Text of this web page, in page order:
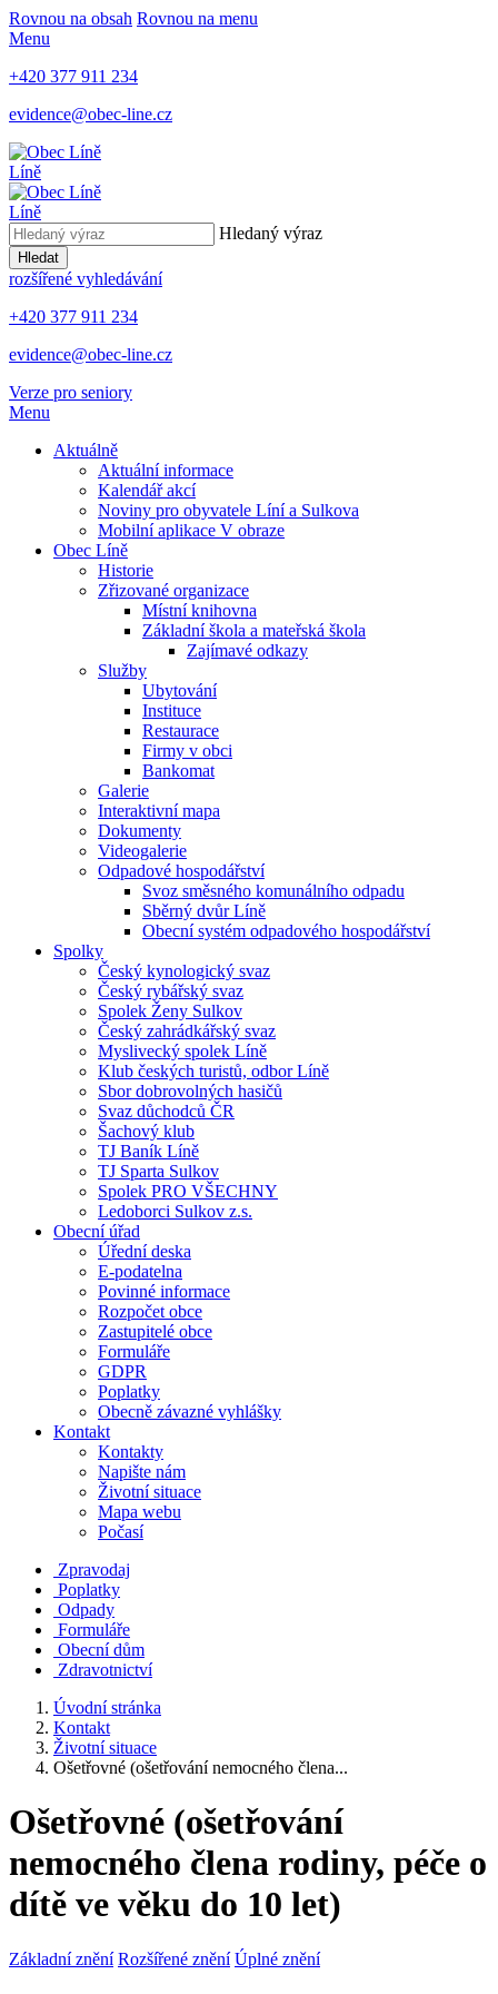
Rovnou na obsah Rovnou na menu
Menu
+420 377 911 234
evidence@obec-line.cz
Líně
Líně
Hledaný výraz
Hledat
rozšířené vyhledávání
+420 377 911 234
evidence@obec-line.cz
Verze pro seniory
Menu
Aktuálně
Aktuální informace
Kalendář akcí
Noviny pro obyvatele Líní a Sulkova
Mobilní aplikace V obraze
Obec Líně
Historie
Zřizované organizace
Místní knihovna
Základní škola a mateřská škola
Zajímavé odkazy
Služby
Ubytování
Instituce
Restaurace
Firmy v obci
Bankomat
Galerie
Interaktivní mapa
Dokumenty
Videogalerie
Odpadové hospodářství
Svoz směsného komunálního odpadu
Sběrný dvůr Líně
Obecní systém odpadového hospodářství
Spolky
Český kynologický svaz
Český rybářský svaz
Spolek Ženy Sulkov
Český zahrádkářský svaz
Myslivecký spolek Líně
Klub českých turistů, odbor Líně
Sbor dobrovolných hasičů
Svaz důchodců ČR
Šachový klub
TJ Baník Líně
TJ Sparta Sulkov
Spolek PRO VŠECHNY
Ledoborci Sulkov z.s.
Obecní úřad
Úřední deska
E-podatelna
Povinné informace
Rozpočet obce
Zastupitelé obce
Formuláře
GDPR
Poplatky
Obecně závazné vyhlášky
Kontakt
Kontakty
Napište nám
Životní situace
Mapa webu
Počasí
Zpravodaj
Poplatky
Odpady
Formuláře
Obecní dům
Zdravotnictví
Úvodní stránka
Kontakt
Životní situace
Ošetřovné (ošetřování nemocného člena...
Ošetřovné (ošetřování
nemocného člena rodiny, péče o
dítě ve věku do 10 let)
Základní znění Rozšířené znění Úplné znění